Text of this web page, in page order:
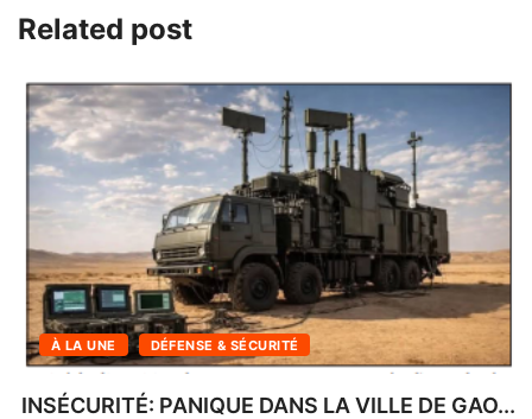
Related post
À LA UNE INFOS DU SOIR DE BAMAKO
LES LOGEMENTS SOCIAUX DE N’TABAKORO